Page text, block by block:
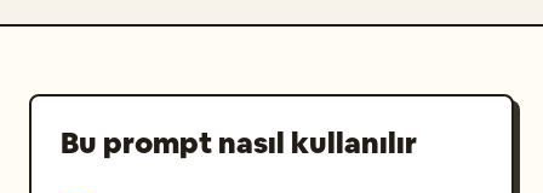
Bu prompt nasıl kullanılır